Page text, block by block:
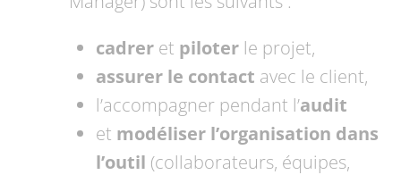
cadrer et piloter le projet,
assurer le contact avec le client,
l’accompagner pendant l’audit
et modéliser l’organisation dans
l’outil (collaborateurs, équipes,